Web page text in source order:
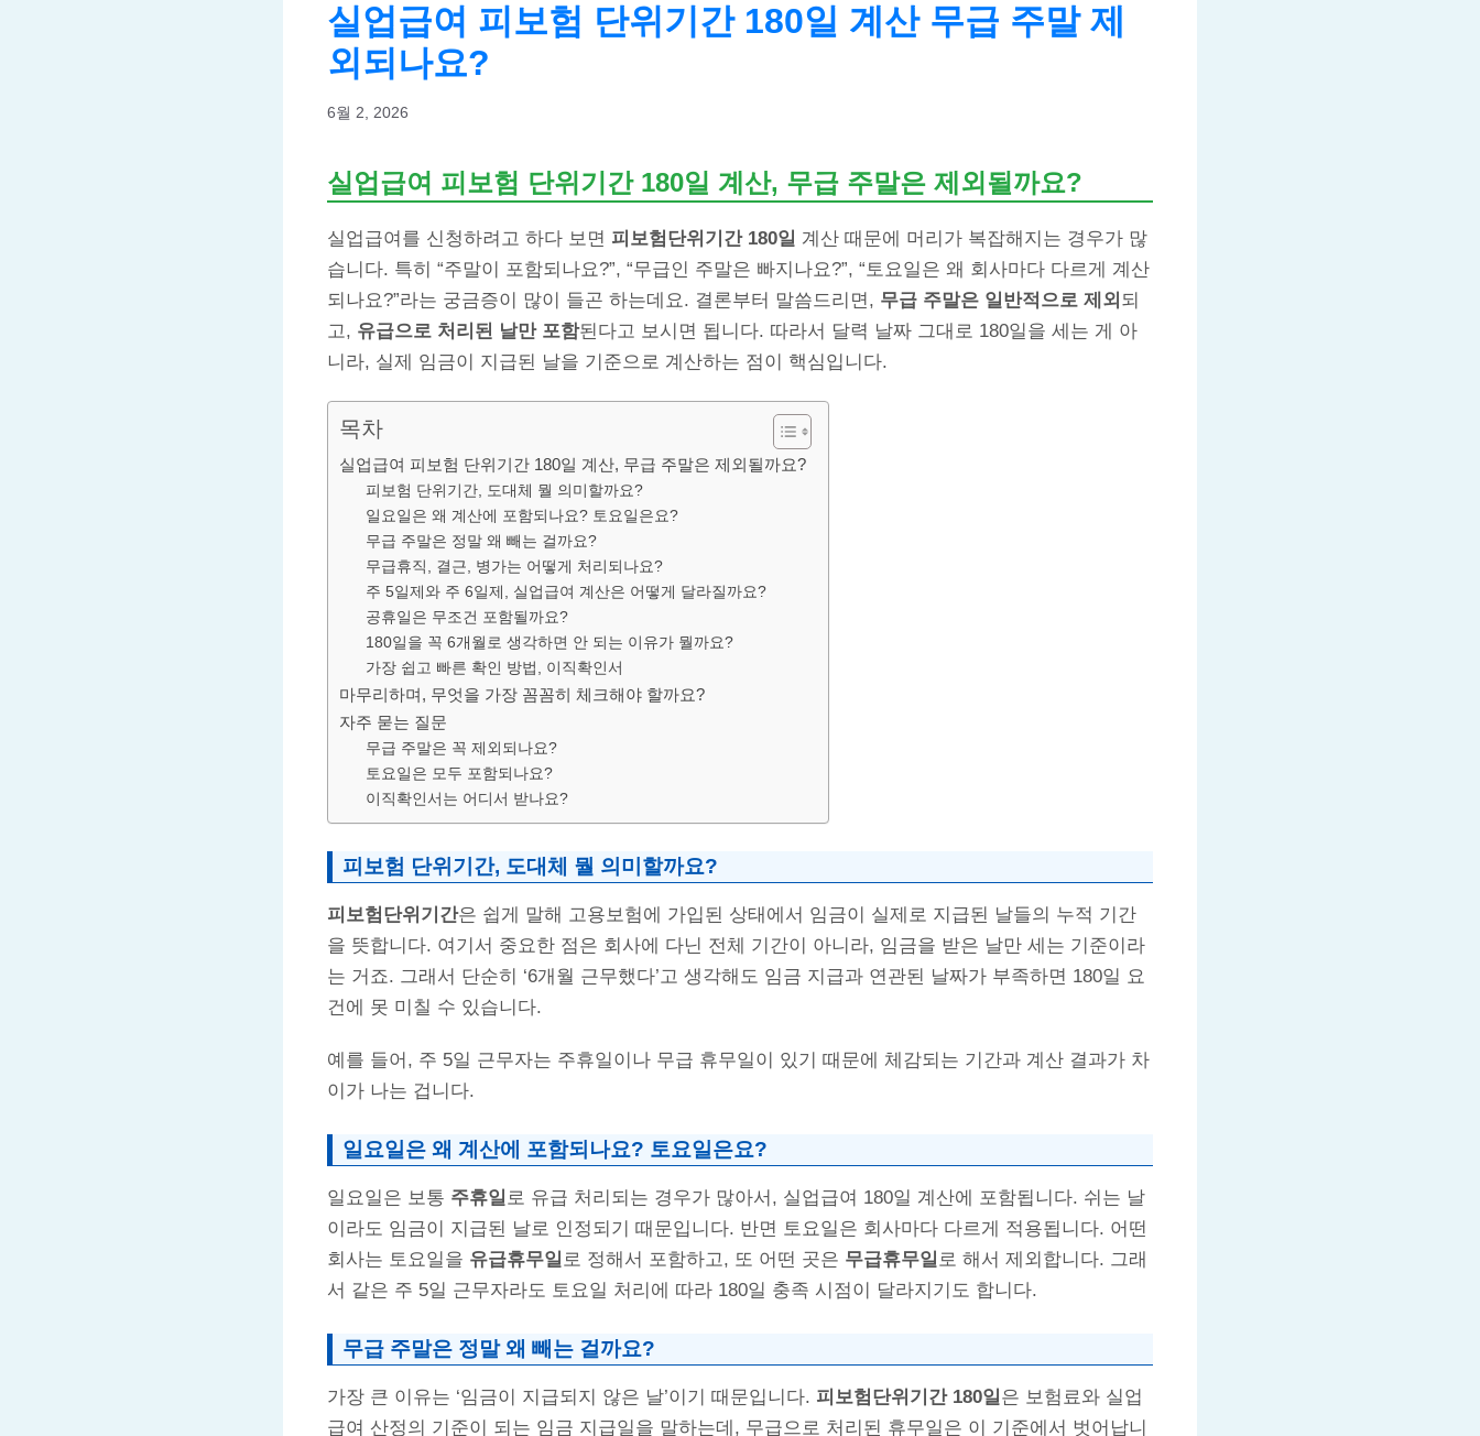
실업급여 피보험 단위기간 180일 계산 무급 주말 제
외되나요?
6월 2, 2026
실업급여 피보험 단위기간 180일 계산, 무급 주말은 제외될까요?
실업급여를 신청하려고 하다 보면 피보험단위기간 180일 계산 때문에 머리가 복잡해지는 경우가 많
습니다. 특히 “주말이 포함되나요?”, “무급인 주말은 빠지나요?”, “토요일은 왜 회사마다 다르게 계산
되나요?”라는 궁금증이 많이 들곤 하는데요. 결론부터 말씀드리면, 무급 주말은 일반적으로 제외 되
고, 유급으로 처리된 날만 포함된다고 보시면 됩니다. 따라서 달력 날짜 그대로 180일을 세는 게 아
니라, 실제 임금이 지급된 날을 기준으로 계산하는 점이 핵심입니다.
목차
실업급여 피보험 단위기간 180일 계산, 무급 주말은 제외될까요?
피보험 단위기간, 도대체 뭘 의미할까요?
일요일은 왜 계산에 포함되나요? 토요일은요?
무급 주말은 정말 왜 빼는 걸까요?
무급휴직, 결근, 병가는 어떻게 처리되나요?
주 5일제와 주 6일제, 실업급여 계산은 어떻게 달라질까요?
공휴일은 무조건 포함될까요?
180일을 꼭 6개월로 생각하면 안 되는 이유가 뭘까요?
가장 쉽고 빠른 확인 방법, 이직확인서
마무리하며, 무엇을 가장 꼼꼼히 체크해야 할까요?
자주 묻는 질문
무급 주말은 꼭 제외되나요?
토요일은 모두 포함되나요?
이직확인서는 어디서 받나요?
피보험 단위기간, 도대체 뭘 의미할까요?
피보험단위기간은 쉽게 말해 고용보험에 가입된 상태에서 임금이 실제로 지급된 날들의 누적 기간
을 뜻합니다. 여기서 중요한 점은 회사에 다닌 전체 기간이 아니라, 임금을 받은 날만 세는 기준이라
는 거죠. 그래서 단순히 ‘6개월 근무했다’고 생각해도 임금 지급과 연관된 날짜가 부족하면 180일 요
건에 못 미칠 수 있습니다.
예를 들어, 주 5일 근무자는 주휴일이나 무급 휴무일이 있기 때문에 체감되는 기간과 계산 결과가 차
이가 나는 겁니다.
일요일은 왜 계산에 포함되나요? 토요일은요?
일요일은 보통 주휴일로 유급 처리되는 경우가 많아서, 실업급여 180일 계산에 포함됩니다. 쉬는 날
이라도 임금이 지급된 날로 인정되기 때문입니다. 반면 토요일은 회사마다 다르게 적용됩니다. 어떤
회사는 토요일을 유급휴무일로 정해서 포함하고, 또 어떤 곳은 무급휴무일로 해서 제외합니다. 그래
서 같은 주 5일 근무자라도 토요일 처리에 따라 180일 충족 시점이 달라지기도 합니다.
무급 주말은 정말 왜 빼는 걸까요?
가장 큰 이유는 ‘임금이 지급되지 않은 날’이기 때문입니다. 피보험단위기간 180일은 보험료와 실업
급여 산정의 기준이 되는 임금 지급일을 말하는데, 무급으로 처리된 휴무일은 이 기준에서 벗어납니